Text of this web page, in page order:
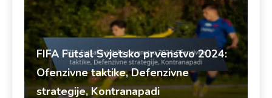
FIFA Futsal Svjetsko prvenstvo 2024:
Ofenzivne taktike, Defenzivne
strategije, Kontranapadi